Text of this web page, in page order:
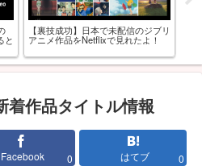
と
【裏技成功】日本で未配信のジブリ
アニメ作品をNetflixで見れたよ！
着作品タイトル情報
Facebook 0 はてブ 0